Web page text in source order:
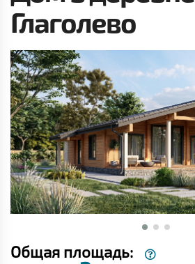
Глаголево
Общая площадь: